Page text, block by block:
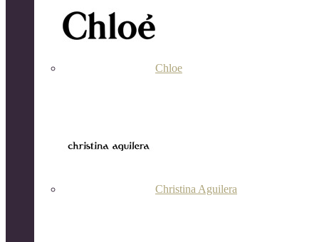
Chloe
Christina Aguilera